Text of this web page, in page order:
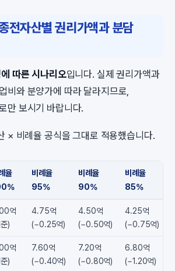
전자산별 권리가액과 분담
에 따른 시나리오입니다. 실제 권리가액과
비와 분양가에 따라 달라지므로,
만 보시기 바랍니다.
× 비례율 공식을 그대로 적용했습니다.
율
비례율
95%
비례율
90%
비례율
85%
억
)
4.75억
(−0.25억)
4.50억
(−0.50억)
4.25억
(−0.75억)
억
)
7.60억
(−0.40억)
7.20억
(−0.80억)
6.80억
(−1.20억)